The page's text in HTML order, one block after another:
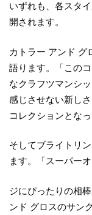
いずれも、各スタ
開されます。
カトラー アンド グ
語ります。「この
なクラフツマンシ
感じさせない新し
コレクションとなっ
そしてブライトリ
ます。「スーパー
ジにぴったりの相
ンド グロスのサン